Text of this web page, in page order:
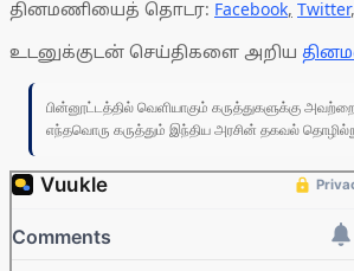
தினமணியைத் தொடர: Facebook, Twitter,
உடனுக்குடன் செய்திகளை அறிய
பின்னூட்டத்தில் வெளியாகும் கருத்துகளுக்கு
எந்தவொரு கருத்தும் இந்திய அரசின் தகவல்